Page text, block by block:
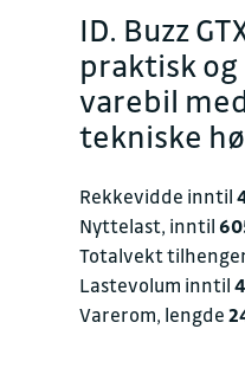
ID. Buzz
praktisk
varebil
tekniske
Rekkevidde inntil
Nyttelast, inntil
Totalvekt
Lastevolum inntil
Varerom, lengde